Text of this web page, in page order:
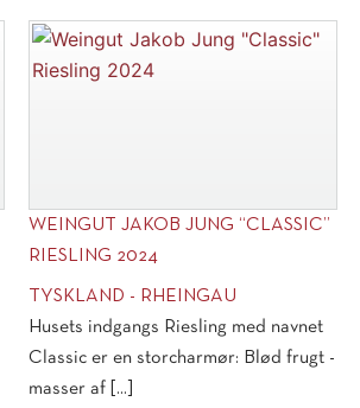
Noir
antal
WEINGUT JAKOB JUNG “CLASSIC”
RIESLING 2024
TYSKLAND - RHEINGAU
Husets indgangs Riesling med navnet
Classic er en storcharmør: Blød frugt -
masser af [...]